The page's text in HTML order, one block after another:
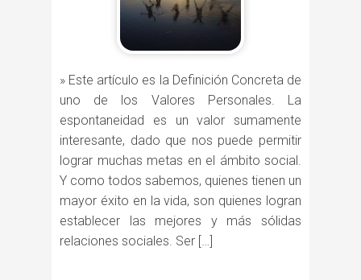
» Este artículo es la Definición Concreta de
uno de los Valores Personales. La
espontaneidad es un valor sumamente
interesante, dado que nos puede permitir
lograr muchas metas en el ámbito social.
Y como todos sabemos, quienes tienen un
mayor éxito en la vida, son quienes logran
establecer las mejores y más sólidas
relaciones sociales. Ser […]